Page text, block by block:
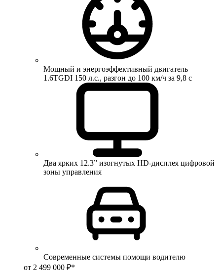
Мощный и энергоэффективный двигатель
1.6TGDI 150 л.с., разгон до 100 км/ч за 9,8 с
Два ярких 12.3” изогнутых HD-дисплея цифровой
зоны управления
Современные системы помощи водителю
от 2 499 000 ₽*